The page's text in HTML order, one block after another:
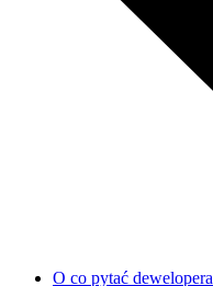
O co pytać dewelopera